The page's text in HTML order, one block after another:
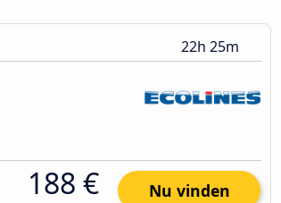
22h 25m
188 € Nu vinden